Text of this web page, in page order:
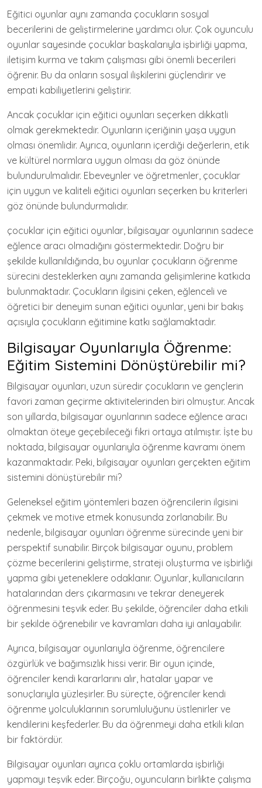
Eğitici oyunlar aynı zamanda çocukların sosyal
becerilerini de geliştirmelerine yardımcı olur. Çok oyunculu
oyunlar sayesinde çocuklar başkalarıyla işbirliği yapma,
iletişim kurma ve takım çalışması gibi önemli becerileri
öğrenir. Bu da onların sosyal ilişkilerini güçlendirir ve
empati kabiliyetlerini geliştirir.
Ancak çocuklar için eğitici oyunları seçerken dikkatli
olmak gerekmektedir. Oyunların içeriğinin yaşa uygun
olması önemlidir. Ayrıca, oyunların içerdiği değerlerin, etik
ve kültürel normlara uygun olması da göz önünde
bulundurulmalıdır. Ebeveynler ve öğretmenler, çocuklar
için uygun ve kaliteli eğitici oyunları seçerken bu kriterleri
göz önünde bulundurmalıdır.
çocuklar için eğitici oyunlar, bilgisayar oyunlarının sadece
eğlence aracı olmadığını göstermektedir. Doğru bir
şekilde kullanıldığında, bu oyunlar çocukların öğrenme
sürecini desteklerken aynı zamanda gelişimlerine katkıda
bulunmaktadır. Çocukların ilgisini çeken, eğlenceli ve
öğretici bir deneyim sunan eğitici oyunlar, yeni bir bakış
açısıyla çocukların eğitimine katkı sağlamaktadır.
Bilgisayar Oyunlarıyla Öğrenme:
Eğitim Sistemini Dönüştürebilir mi?
Bilgisayar oyunları, uzun süredir çocukların ve gençlerin
favori zaman geçirme aktivitelerinden biri olmuştur. Ancak
son yıllarda, bilgisayar oyunlarının sadece eğlence aracı
olmaktan öteye geçebileceği fikri ortaya atılmıştır. İşte bu
noktada, bilgisayar oyunlarıyla öğrenme kavramı önem
kazanmaktadır. Peki, bilgisayar oyunları gerçekten eğitim
sistemini dönüştürebilir mi?
Geleneksel eğitim yöntemleri bazen öğrencilerin ilgisini
çekmek ve motive etmek konusunda zorlanabilir. Bu
nedenle, bilgisayar oyunları öğrenme sürecinde yeni bir
perspektif sunabilir. Birçok bilgisayar oyunu, problem
çözme becerilerini geliştirme, strateji oluşturma ve işbirliği
yapma gibi yeteneklere odaklanır. Oyunlar, kullanıcıların
hatalarından ders çıkarmasını ve tekrar deneyerek
öğrenmesini teşvik eder. Bu şekilde, öğrenciler daha etkili
bir şekilde öğrenebilir ve kavramları daha iyi anlayabilir.
Ayrıca, bilgisayar oyunlarıyla öğrenme, öğrencilere
özgürlük ve bağımsızlık hissi verir. Bir oyun içinde,
öğrenciler kendi kararlarını alır, hatalar yapar ve
sonuçlarıyla yüzleşirler. Bu süreçte, öğrenciler kendi
öğrenme yolculuklarının sorumluluğunu üstlenirler ve
kendilerini keşfederler. Bu da öğrenmeyi daha etkili kılan
bir faktördür.
Bilgisayar oyunları ayrıca çoklu ortamlarda işbirliği
yapmayı teşvik eder. Birçoğu, oyuncuların birlikte çalışma